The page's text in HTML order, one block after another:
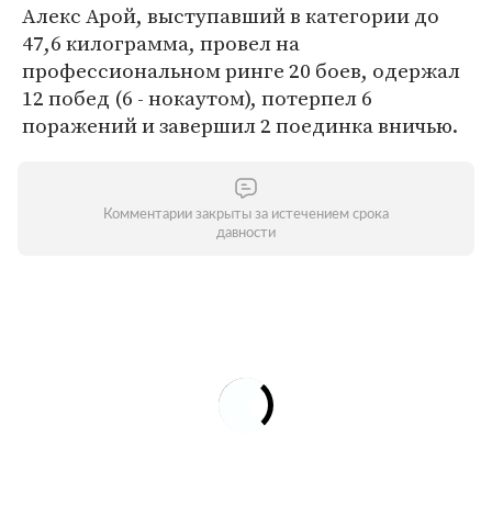
Алекс Арой, выступавший в категории до
47,6 килограмма, провел на
профессиональном ринге 20 боев, одержал
12 побед (6 - нокаутом), потерпел 6
поражений и завершил 2 поединка вничью.
Комментарии закрыты за истечением срока
давности